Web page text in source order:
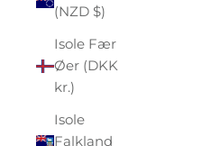
(NZD $)
Isole Fær
Øer (DKK
kr.)
Isole
Falkland